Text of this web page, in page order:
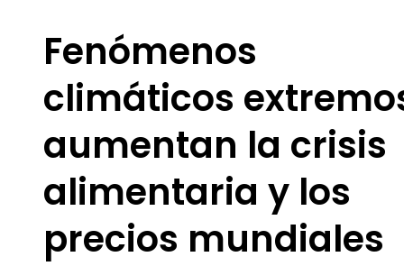
Fenómenos
climáticos
aumentan la crisis
alimentaria y los
precios mundiales